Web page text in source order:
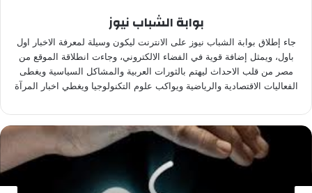
بوابة الشباب نيوز
جاء إطلاق بوابة الشباب نيوز على الانترنت ليكون وسيلة لمعرفة الاخبار اول
باول، ويمثل إضافة قوية في الفضاء الالكتروني، وجاءت انطلاقة الموقع من
مصر من قلب الاحداث ليهتم بالثورات العربية والمشاكل السياسية ويغطى
الفعاليات الاقتصادية والرياضية ويواكب علوم التكنولوجيا ويغطي اخبار المرآة